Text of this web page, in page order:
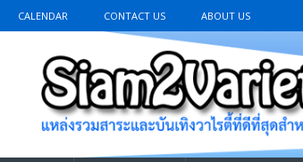
CALENDAR CONTACT US ABOUT US